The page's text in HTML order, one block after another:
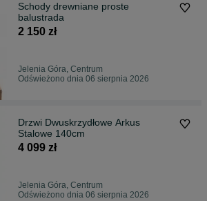
Schody drewniane proste
balustrada
2 150 zł
Jelenia Góra, Centrum
Odświeżono dnia 06 sierpnia 2026
Drzwi Dwuskrzydłowe Arkus
Stalowe 140cm
4 099 zł
Jelenia Góra, Centrum
Odświeżono dnia 06 sierpnia 2026